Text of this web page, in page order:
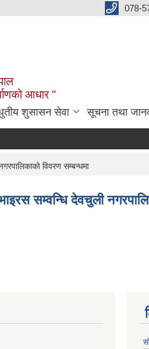
078-
आधार "
शुसासन सेवा सूचना तथा
विवरण सम्बन्धमा
सम्वन्धि देवचुली